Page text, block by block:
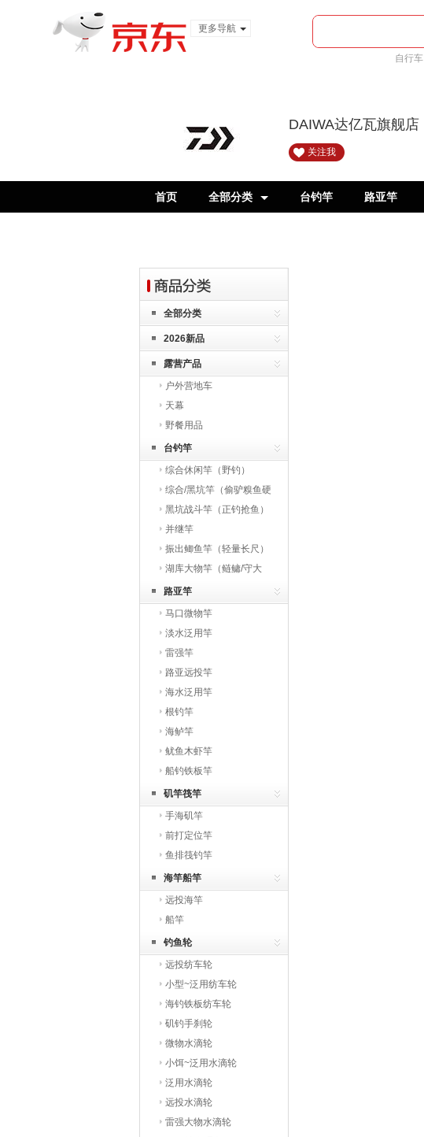
更多导航
自行车
DAIWA达亿瓦旗舰店
关注我
首页 全部分类 台钓竿 路亚竿
全部分类
2026新品
露营产品
户外营地车
天幕
野餐用品
台钓竿
综合休闲竿（野钓）
综合/黑坑竿（偷驴糗鱼硬
综合）
黑坑战斗竿（正钓抢鱼）
并继竿
振出鲫鱼竿（轻量长尺）
湖库大物竿（鲢鳙/守大
物）
路亚竿
马口微物竿
淡水泛用竿
雷强竿
路亚远投竿
海水泛用竿
根钓竿
海鲈竿
鱿鱼木虾竿
船钓铁板竿
矶竿筏竿
手海矶竿
前打定位竿
鱼排筏钓竿
海竿船竿
远投海竿
船竿
钓鱼轮
远投纺车轮
小型~泛用纺车轮
海钓铁板纺车轮
矶钓手刹轮
微物水滴轮
小饵~泛用水滴轮
泛用水滴轮
远投水滴轮
雷强大物水滴轮